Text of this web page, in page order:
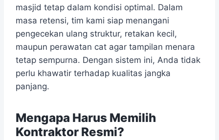
masjid tetap dalam kondisi optimal. Dalam
masa retensi, tim kami siap menangani
pengecekan ulang struktur, retakan kecil,
maupun perawatan cat agar tampilan menara
tetap sempurna. Dengan sistem ini, Anda tidak
perlu khawatir terhadap kualitas jangka
panjang.
Mengapa Harus Memilih
Kontraktor Resmi?